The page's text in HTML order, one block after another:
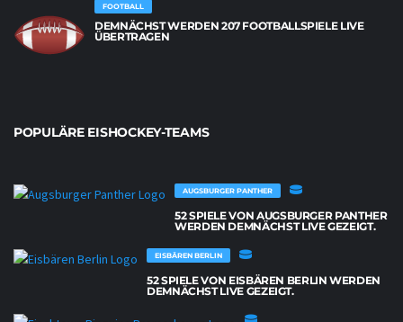
FOOTBALL
DEMNÄCHST WERDEN 207 FOOTBALLSPIELE LIVE
ÜBERTRAGEN
POPULÄRE EISHOCKEY-TEAMS
AUGSBURGER PANTHER
52 SPIELE VON AUGSBURGER PANTHER
WERDEN DEMNÄCHST LIVE GEZEIGT.
EISBÄREN BERLIN
52 SPIELE VON EISBÄREN BERLIN WERDEN
DEMNÄCHST LIVE GEZEIGT.